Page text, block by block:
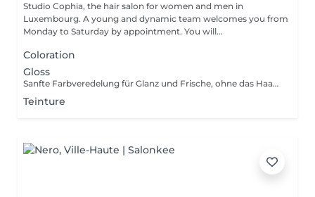
Studio Cophia, the hair salon for women and men in
Luxembourg. A young and dynamic team welcomes you from
Monday to Saturday by appointment. You will...
Coloration
Gloss
Sanfte Farbveredelung für Glanz und Frische, ohne das Haar zu belasten. Gentle color refinement for shine and freshness, without stressing the hair. Soin colorant léger pour éclat et fraîcheur, sans agresser les cheveux.
Teinture